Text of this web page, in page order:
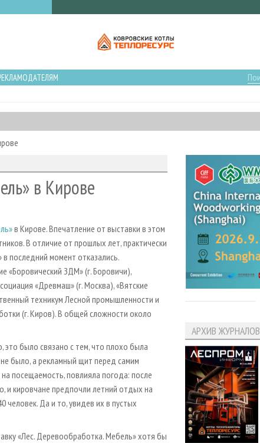
в Кирове
в Кирове. Впечатление от выставки в этом
В отличие от прошлых лет, практически
последний момент отказались.
«Боровический ЗДМ» (г. Боровичи),
«Древмаш» (г. Москва), «Вятские
техникум Лесной промышленности и
(г. Киров). В общей сложности около
это было связано с тем, что плохо была
было, а рекламный щит перед самим
посещаемость, повлияла погода: после
и кировчане предпочли летний отдых на
Да и то, увидев их в пустых
«Лес. Деревообработка. Мебель» хотя бы
АРХИВ ЖУРНАЛОВ